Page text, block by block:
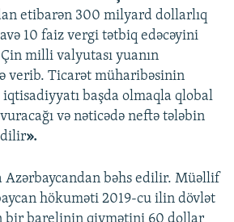
etibarən 300 milyard dollarlıq
10 faiz vergi tətbiq edəcəyini
milli valyutası yuanın
verib. Ticarət müharibəsinin
başda olmaqla qlobal
və nəticədə neftə tələbin
».
Azərbaycandan bəhs edilir. Müəllif
hökuməti 2019-cu ilin dövlət